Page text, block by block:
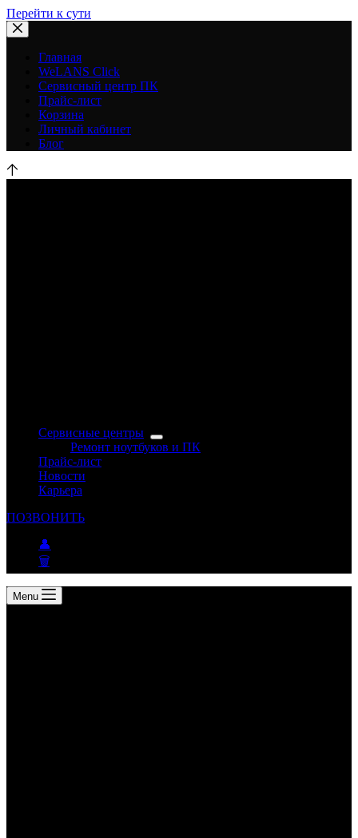
Перейти к сути
Главная
WeLANS Click
Сервисный центр ПК
Прайс-лист
Корзина
Личный кабинет
Блог
Сервисные центры
Ремонт ноутбуков и ПК
Прайс-лист
Новости
Карьера
ПОЗВОНИТЬ
👤
🗑
Menu